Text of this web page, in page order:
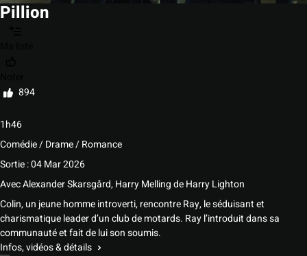
Pillion
894
1h46
Comédie / Drame / Romance
Sortie : 04 Mar 2026
AvecAlexander Skarsgård,Harry MellingdeHarry Lighton
Colin, un jeune homme introverti, rencontre Ray, le séduisant et
charismatique leader d’un club de motards. Ray l’introduit dans sa
communauté et fait de lui son soumis.
Infos, vidéos & détails